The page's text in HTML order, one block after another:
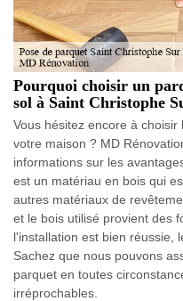
Pourquoi choisir un
sol à Saint Christophe
Vous hésitez encore à
votre maison ? MD
informations sur les
est un matériau en bois qui
autres matériaux de
et le bois utilisé provient des
l'installation est bien réussie,
Sachez que nous pouvons
parquet en toutes
irréprochables.